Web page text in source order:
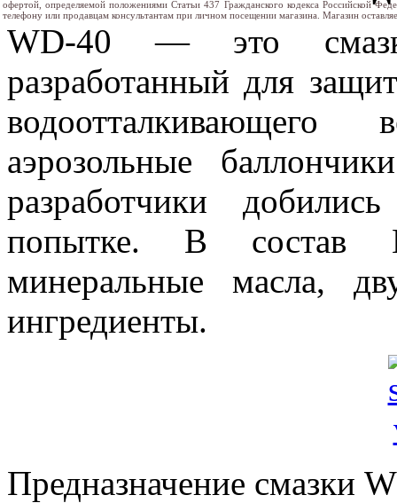
WD-40 — это
разработанный для
аэрозольные
разработчики
попытке. В состав
минеральные масла,
ингредиенты.
Предназначение смазки
офертой, определяемой положениями Статьи 437 Гражданского кодекса Российской
телефону или продавцам консультантам при личном посещении магазина. Магазин